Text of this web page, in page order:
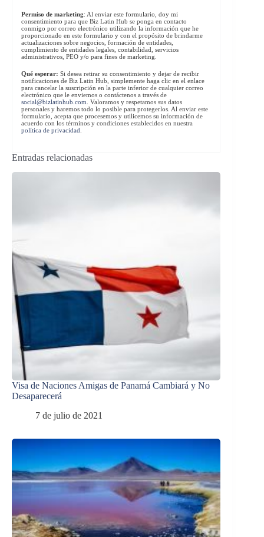
Permiso de marketing: Al enviar este formulario, doy mi
consentimiento para que Biz Latin Hub se ponga en contacto
conmigo por correo electrónico utilizando la información que he
proporcionado en este formulario y con el propósito de brindarme
actualizaciones sobre negocios, formación de entidades,
cumplimiento de entidades legales, contabilidad, servicios
administrativos, PEO y/o para fines de marketing.
Qué esperar: Si desea retirar su consentimiento y dejar de recibir
notificaciones de Biz Latin Hub, simplemente haga clic en el enlace
para cancelar la suscripción en la parte inferior de cualquier correo
electrónico que le enviemos o contáctenos a través de
social@bizlatinhub.com . Valoramos y respetamos sus datos
personales y haremos todo lo posible para protegerlos. Al enviar este
formulario, acepta que procesemos y utilicemos su información de
acuerdo con los términos y condiciones establecidos en nuestra
política de privacidad
Entradas relacionadas
Visa de Naciones Amigas de Panamá Cambiará y No
Desaparecerá
7 de julio de 2021